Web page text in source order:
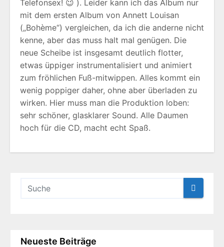
Telefonsex! 😉 ). Leider kann ich das Album nur
mit dem ersten Album von Annett Louisan
(„Bohème“) vergleichen, da ich die anderne nicht
kenne, aber das muss halt mal genügen. Die
neue Scheibe ist insgesamt deutlich flotter,
etwas üppiger instrumentalisiert und animiert
zum fröhlichen Fuß-mitwippen. Alles kommt ein
wenig poppiger daher, ohne aber überladen zu
wirken. Hier muss man die Produktion loben:
sehr schöner, glasklarer Sound. Alle Daumen
hoch für die CD, macht echt Spaß.
Neueste Beiträge